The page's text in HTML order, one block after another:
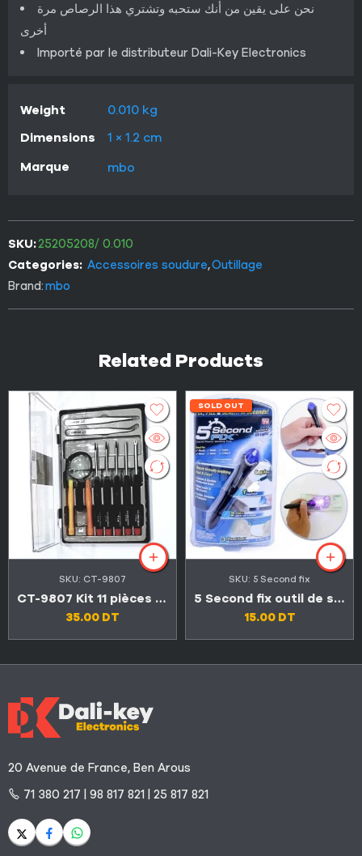
نحن على يقين من أنك ستحبه وتشتري هذا الرصاص مرة
أخرى
Importé par le distributeur Dali-Key Electronics
Weight
0.010 kg
Dimensions
1 × 1.2 cm
Marque
mbo
SKU:25205208/ 0.010
Categories: Accessoires soudure,Outillage
Brand:mbo
Related Products
SKU: CT-9807
CT-9807 Kit 11 pièces de précision professionnel avec manche isolé
35.00 DT
SOLD OUT
SKU: 5 Second fix
5 Second fix outil de soudage plastique-liquide
15.00 DT
20 Avenue de France, Ben Arous
71 380 217 | 98 817 821 | 25 817 821